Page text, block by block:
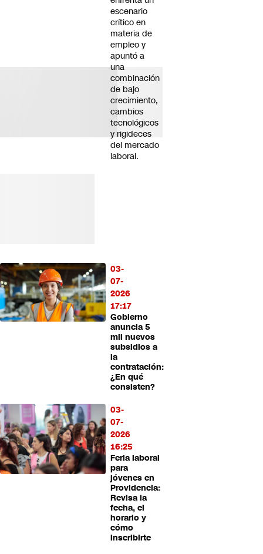
escenario
crítico en
materia de
empleo y
apuntó a
una
combinación
de bajo
crecimiento,
cambios
tecnológicos
y rigideces
del mercado
laboral.
03-
07-
2026
17:17
Gobierno
anuncia 5
mil nuevos
subsidios a
la
contratación:
¿En qué
consisten?
03-
07-
2026
16:25
Feria laboral
para
jóvenes en
Providencia:
Revisa la
fecha, el
horario y
cómo
inscribirte